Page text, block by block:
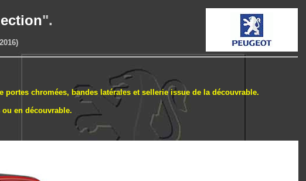
".
chromées, bandes latérales et sellerie issue de la découvrable.
en découvrable.